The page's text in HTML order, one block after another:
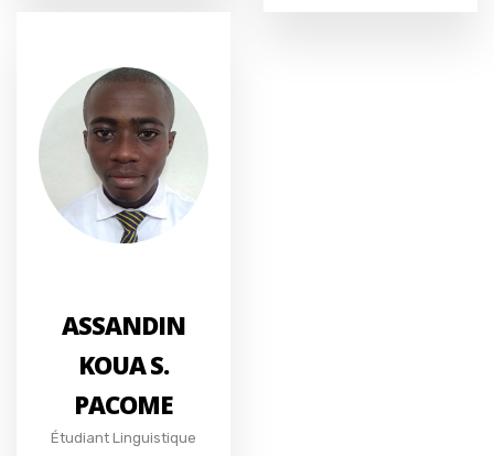
ASSANDIN
KOUA S.
PACOME
Étudiant Linguistique